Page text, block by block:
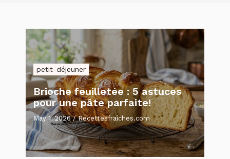
petit-déjeuner
Brioche feuilletée : 5 astuces
pour une pâte parfaite!
May 1, 2026/Recettesfraîches.com